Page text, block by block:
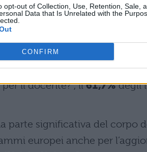
opt-out of Collection, Use, Retention, Sale,
Data that Is Unrelated with the
CONFIRM
individuale
disponibilità dei docenti a
al di fuori
possibile migliorare la
il docente?”, il61,7%degli
parte significativa del corpo
europei anche per